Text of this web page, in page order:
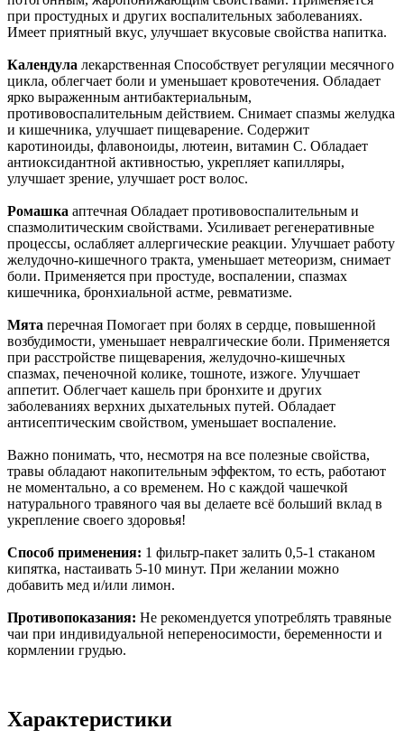
при простудных и других воспалительных заболеваниях.
Имеет приятный вкус, улучшает вкусовые свойства напитка.
Календула лекарственная Способствует регуляции месячного
цикла, облегчает боли и уменьшает кровотечения. Обладает
ярко выраженным антибактериальным,
противовоспалительным действием. Снимает спазмы желудка
и кишечника, улучшает пищеварение. Содержит
каротиноиды, флавоноиды, лютеин, витамин С. Обладает
антиоксидантной активностью, укрепляет капилляры,
улучшает зрение, улучшает рост волос.
Ромашка аптечная Обладает противовоспалительным и
спазмолитическим свойствами. Усиливает регенеративные
процессы, ослабляет аллергические реакции. Улучшает работу
желудочно-кишечного тракта, уменьшает метеоризм, снимает
боли. Применяется при простуде, воспалении, спазмах
кишечника, бронхиальной астме, ревматизме.
Мята перечная Помогает при болях в сердце, повышенной
возбудимости, уменьшает невралгические боли. Применяется
при расстройстве пищеварения, желудочно-кишечных
спазмах, печеночной колике, тошноте, изжоге. Улучшает
аппетит. Облегчает кашель при бронхите и других
заболеваниях верхних дыхательных путей. Обладает
антисептическим свойством, уменьшает воспаление.
Важно понимать, что, несмотря на все полезные свойства,
травы обладают накопительным эффектом, то есть, работают
не моментально, а со временем. Но с каждой чашечкой
натурального травяного чая вы делаете всё больший вклад в
укрепление своего здоровья!
Способ применения: 1 фильтр-пакет залить 0,5-1 стаканом
кипятка, настаивать 5-10 минут. При желании можно
добавить мед и/или лимон.
Противопоказания: Не рекомендуется употреблять травяные
чаи при индивидуальной непереносимости, беременности и
кормлении грудью.
Характеристики